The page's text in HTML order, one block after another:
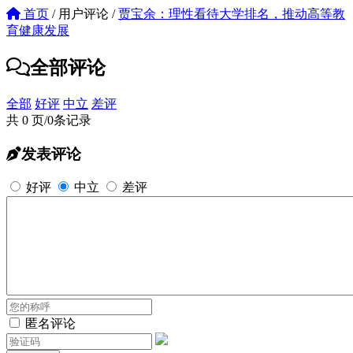
首页 /用户评论 / 贾宝余：理性看待大学排名，推动高等教
育健康发展
全部评论
全部 好评 中立 差评
共 0 页/0条记录
发表评论
好评 中立 差评
匿名评论